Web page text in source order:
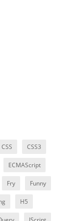
CSS CSS3
ECMAScript
Fry Funny
H5